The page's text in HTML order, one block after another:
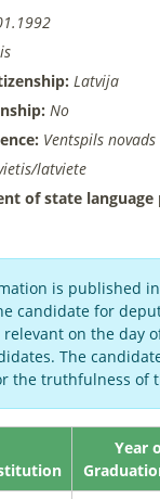
Latvija
No
Ventspils novads
latviete
of state
is published
candidate for
on the day
The
the truthfulness of
Year